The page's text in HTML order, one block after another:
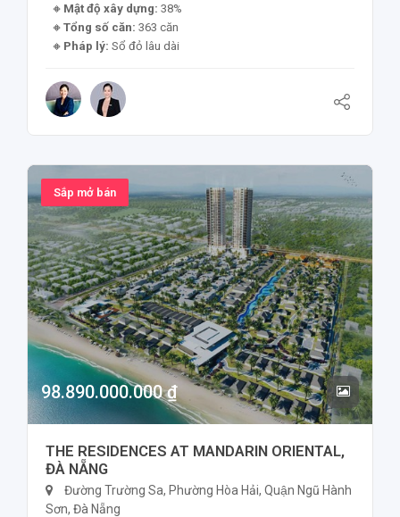
Mật độ xây dựng: 38%
Tổng số căn: 363 căn
Pháp lý: Sổ đỏ lâu dài
Sắp mở bán
98.890.000.000 ₫
THE RESIDENCES AT MANDARIN ORIENTAL,
ĐÀ NẴNG
Đường Trường Sa, Phường Hòa Hải, Quận Ngũ Hành
Sơn, Đà Nẵng